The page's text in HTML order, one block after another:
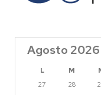
Agosto 2026
L M
27
28